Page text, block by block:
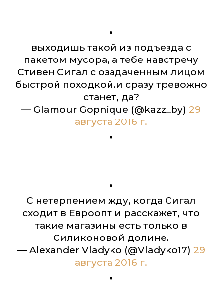
выходишь такой из подъезда с
пакетом мусора, а тебе навстречу
Стивен Сигал с озадаченным лицом
быстрой походкой.и сразу тревожно
станет, да?
— Glamour Gopnique (@kazz_by) 29
августа 2016 г.
C нетерпением жду, когда Сигал
сходит в Евроопт и расскажет, что
такие магазины есть только в
Силиконовой долине.
— Alexander Vladyko (@Vladyko17) 29
августа 2016 г.